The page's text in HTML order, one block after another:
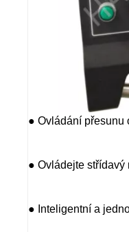
● Ovládání přesunu
● Ovládejte střídavý
● Inteligentní a